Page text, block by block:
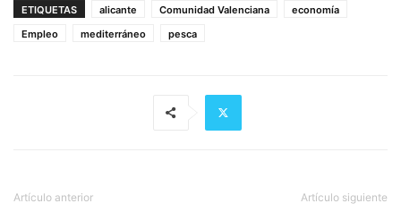
ETIQUETAS alicante Comunidad Valenciana
economía
Empleo
mediterráneo pesca
Artículo anterior Artículo siguiente